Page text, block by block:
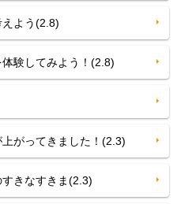
よう(2.8)
験してみよう！(2.8)
がってきました！(2.3)
きなすきま(2.3)